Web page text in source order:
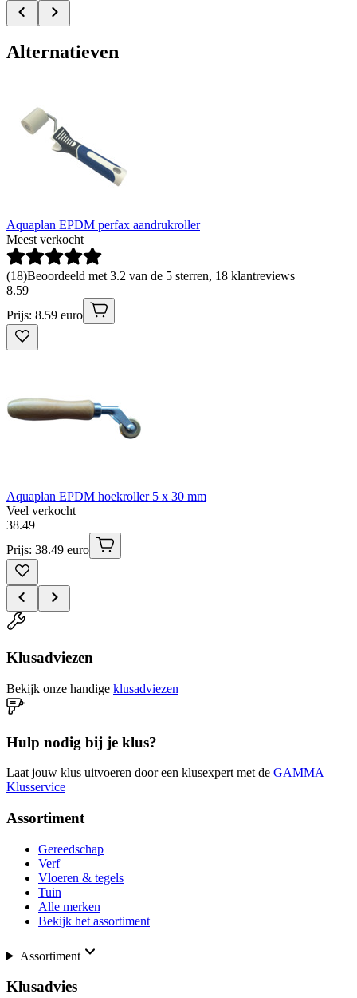
Alternatieven
Aquaplan EPDM perfax aandrukroller
Meest verkocht
(18)Beoordeeld met 3.2 van de 5 sterren, 18 klantreviews
8.59
Prijs: 8.59 euro
Aquaplan EPDM hoekroller 5 x 30 mm
Veel verkocht
38.49
Prijs: 38.49 euro
Klusadviezen
Bekijk onze handige klusadviezen
Hulp nodig bij je klus?
Laat jouw klus uitvoeren door een klusexpert met de GAMMA
Klusservice
Assortiment
Gereedschap
Verf
Vloeren & tegels
Tuin
Alle merken
Bekijk het assortiment
Assortiment
Klusadvies